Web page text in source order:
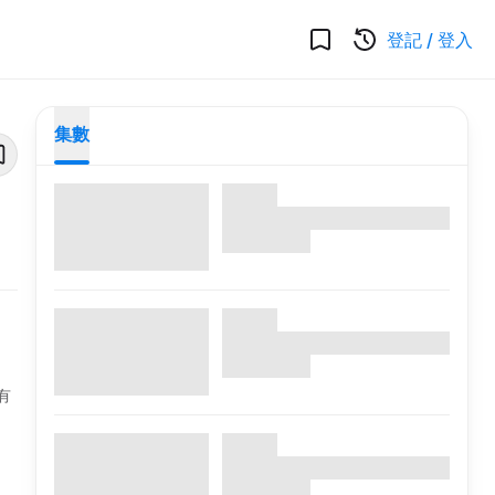
登記 / 登入
集數